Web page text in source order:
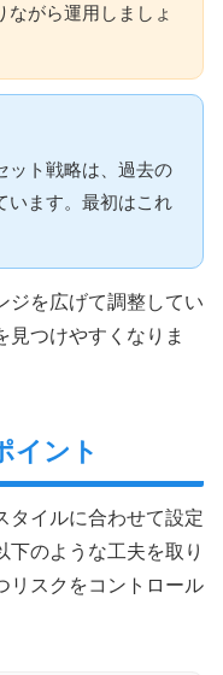
がら運用しましょ
ット戦略は、過去の
います。最初はこれ
ジを広げて調整してい
見つけやすくなりま
イント
タイルに合わせて設定
下のような工夫を取り
リスクをコントロール